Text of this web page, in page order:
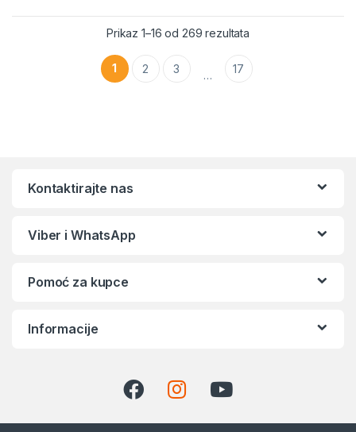
Prikaz 1–16 od 269 rezultata
1 2 3 … 17
Kontaktirajte nas
Viber i WhatsApp
Pomoć za kupce
Informacije